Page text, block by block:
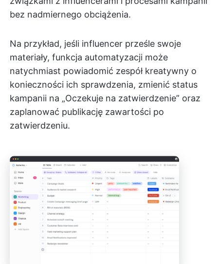
bez nadmiernego obciążenia.
Na przykład, jeśli influencer prześle swoje
materiały, funkcja automatyzacji może
natychmiast powiadomić zespół kreatywny o
konieczności ich sprawdzenia, zmienić status
kampanii na „Oczekuje na zatwierdzenie” oraz
zaplanować publikację zawartości po
zatwierdzeniu.